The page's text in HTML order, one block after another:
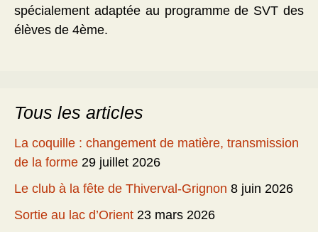
spécialement adaptée au programme de SVT des
élèves de 4ème.
Tous les articles
La coquille : changement de matière, transmission
de la forme 29 juillet 2026
Le club à la fête de Thiverval-Grignon 8 juin 2026
Sortie au lac d’Orient 23 mars 2026